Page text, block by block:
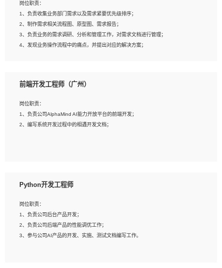
3、熟练使用脚本语言，shell/python任一种，熟练使用Ansible
4、熟悉linux常见服务、中间件的基本原理、部署以及故障处理，如：Mysql、
Apache、Nginx、Zabbix、Kafka等
5、熟悉主流虚拟化技术，如：VMware、KVM
6、具备网络方面的基础知识，熟悉常见的网络协议，如TCP/IP，转发原理，路由优
8、有良好的文档编写能力和沟通能力，有RHCE证书优先
岗位职责：
1、负责收集业务部门需求以及需求紧要优先级排序；
2、制作需求相关流程图、原型图、需求报告；
3、负责业务的需求调研、分析和管理工作，对需求文档进行管理；
4、发现业务操作流程中的痛点，并提出对应的解决方案；
岗位要求：
2、熟悉产品及需求规划工具，如:Axure、Xmind、MS Project等；
3、具备良好的交流协调能力，有较强的责任感、工作积极主动；
4、有较强的系统需求分析、文档编写能力、沟通能力；
前端开发工程师（广州）
岗位职责：
1、负责公司AlphaMind AI能力开放平台的前端开发；
2、编写系统开发过程中的相遇开发文档；
3、熟悉react/vue/angular任何一种前端框架，熟悉react优先；
5、善于沟通，具有团队意识；
Python开发工程师
岗位职责：
1、负责公司后台产品开发；
2、负责公司后端产品的性能调优工作；
3、参与公司AI产品的开发、实施、测试文档编写工作。